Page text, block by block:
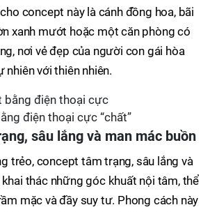
concept này là cánh đồng hoa, bãi
xanh mướt hoặc một căn phòng có
nơi vẻ đẹp của người con gái hòa
với thiên nhiên.
điện thoại cực “chất”
sâu lắng và man mác buồn
trẻo, concept tâm trạng, sâu lắng và
thác những góc khuất nội tâm, thể
mặc và đầy suy tư. Phong cách này